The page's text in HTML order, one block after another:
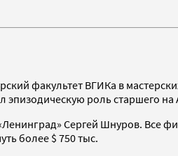
факультет ВГИКа в
эпизодическую роль старшего на
Сергей Шнуров. Все
более $ 750 тыс.